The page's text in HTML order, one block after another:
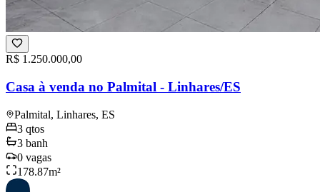
R$ 1.250.000,00
Casa à venda no Palmital - Linhares/ES
Palmital, Linhares, ES
3 qtos
3 banh
0 vagas
178.87m²